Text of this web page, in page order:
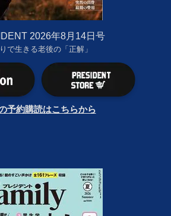
2026年8月14日号
で生きる老後の「正解」
予約購読はこちらから